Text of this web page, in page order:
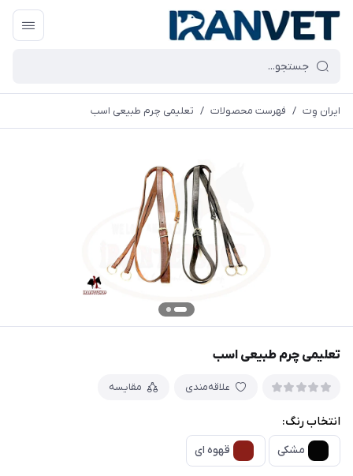
ایران وِت / فهرست محصولات / تعلیمی چرم طبیعی اسب
تعلیمی چرم طبیعی اسب
علاقه‌مندی مقایسه
انتخاب رنگ:
مشکی قهوه ای